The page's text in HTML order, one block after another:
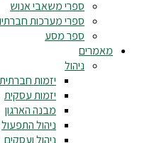
ספרי משאבי אנוש
ספרי מערכות
ספר מסע
מאמרים
ניהול
יזמות חברתית
יזמות עסקית
מבנה הארגון
ניהול התפעול
ניהול ועסקים